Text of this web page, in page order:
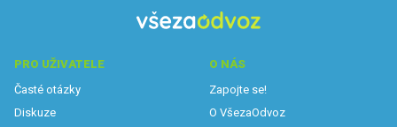
PRO UŽIVATELE
Časté otázky
Diskuze
O NÁS
Zapojte se!
O VšezaOdvoz